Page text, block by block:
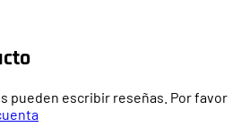
pueden escribir reseñas. Por favor